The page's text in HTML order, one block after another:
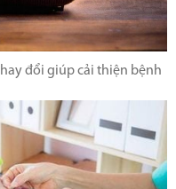
đổi giúp cải thiện bệnh